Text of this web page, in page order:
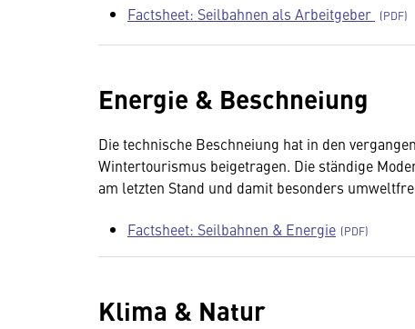
Factsheet: Seilbahnen als Arbeitgeber
Energie & Beschneiung
Die technische Beschneiung hat in den
Wintertourismus beigetragen. Die ständige
am letzten Stand und damit besonders
Factsheet: Seilbahnen & Energie
Klima & Natur